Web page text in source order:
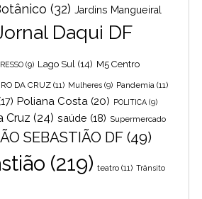
(32) Jardins Mangueiral
Daqui DF
(9) Lago Sul (14) M5 Centro
DA CRUZ (11) Mulheres (9) Pandemia (11)
Poliana Costa (20) POLITICA (9)
Cruz (24) saúde (18) Supermercado
SEBASTIÃO DF (49)
(219) teatro (11) Trânsito